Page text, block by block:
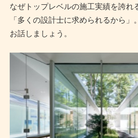
なぜトップレベルの施工実績を誇れ
「多くの設計士に求められるから」
お話しましょう。